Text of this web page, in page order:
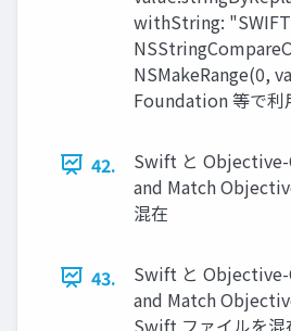
withString:
NSMakeRange(0,
Foundation 等で
42.
Swift と Objective-
and Match
混在
43.
Swift と Objective-
and Match
Swift ファイルを混